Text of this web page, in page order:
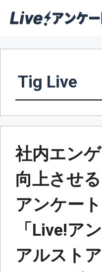
ス
Tig Live
社内エン
向上させ
アンケー
「Live!ア
アルスト